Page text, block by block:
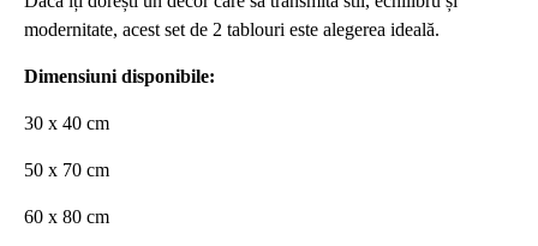
modernitate, acest set de 2 tablouri este alegerea ideală.
Dimensiuni disponibile:
30 x 40 cm
50 x 70 cm
60 x 80 cm